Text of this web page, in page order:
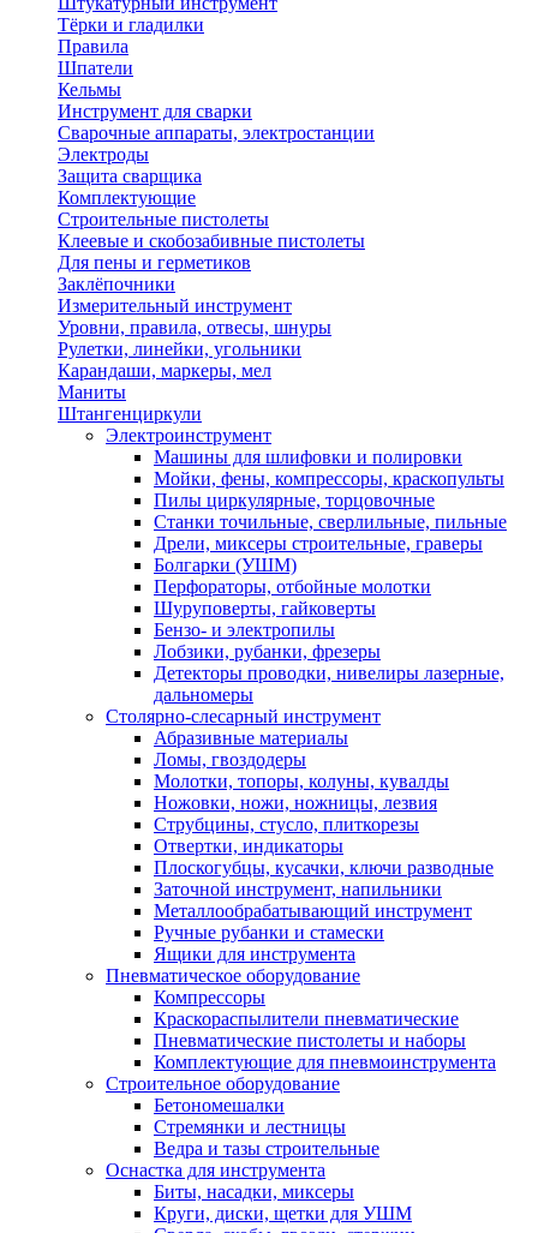
Тёрки и гладилки
Правила
Шпатели
Кельмы
Инструмент для сварки
Сварочные аппараты, электростанции
Электроды
Защита сварщика
Комплектующие
Строительные пистолеты
Клеевые и скобозабивные пистолеты
Для пены и герметиков
Заклёпочники
Измерительный инструмент
Уровни, правила, отвесы, шнуры
Рулетки, линейки, угольники
Карандаши, маркеры, мел
Маниты
Штангенциркули
Электроинструмент
Машины для шлифовки и полировки
Мойки, фены, компрессоры, краскопульты
Пилы циркулярные, торцовочные
Станки точильные, сверлильные, пильные
Дрели, миксеры строительные, граверы
Болгарки (УШМ)
Перфораторы, отбойные молотки
Шуруповерты, гайковерты
Бензо- и электропилы
Лобзики, рубанки, фрезеры
Детекторы проводки, нивелиры лазерные,
дальномеры
Столярно-слесарный инструмент
Абразивные материалы
Ломы, гвоздодеры
Молотки, топоры, колуны, кувалды
Ножовки, ножи, ножницы, лезвия
Струбцины, стусло, плиткорезы
Отвертки, индикаторы
Плоскогубцы, кусачки, ключи разводные
Заточной инструмент, напильники
Металлообрабатывающий инструмент
Ручные рубанки и стамески
Ящики для инструмента
Пневматическое оборудование
Компрессоры
Краскораспылители пневматические
Пневматические пистолеты и наборы
Комплектующие для пневмоинструмента
Строительное оборудование
Бетономешалки
Стремянки и лестницы
Ведра и тазы строительные
Оснастка для инструмента
Биты, насадки, миксеры
Круги, диски, щетки для УШМ